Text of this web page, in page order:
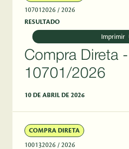
107012026 / 2026
RESULTADO
Imprimir
Compra Direta -
10701/2026
10 DE ABRIL DE 2026
COMPRA DIRETA
100132026 / 2026